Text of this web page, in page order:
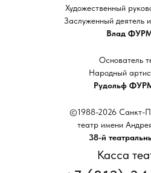
Художественный
Заслуженный деятель
Влад
©1988-2026 Санкт-
театр имени
38-й
Основатель
Народный
Рудольф
Касса